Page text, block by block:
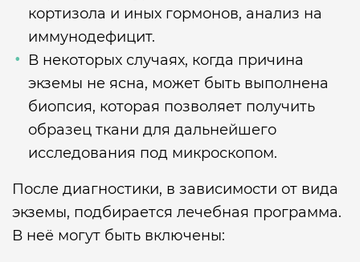
кортизола и иных гормонов, анализ на
иммунодефицит.
В некоторых случаях, когда причина
экземы не ясна, может быть выполнена
биопсия, которая позволяет получить
образец ткани для дальнейшего
исследования под микроскопом.
После диагностики, в зависимости от вида
экземы, подбирается лечебная программа.
В неё могут быть включены: